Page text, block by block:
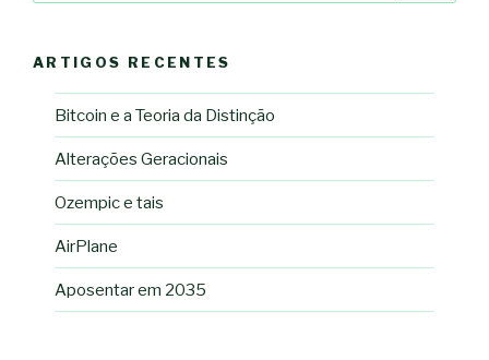
ARTIGOS RECENTES
Bitcoin e a Teoria da Distinção
Alterações Geracionais
Ozempic e tais
AirPlane
Aposentar em 2035